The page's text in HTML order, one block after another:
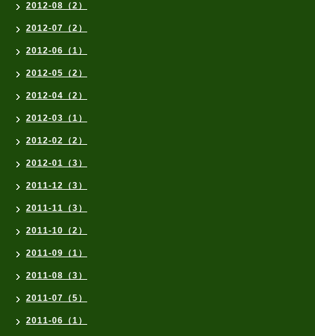
2012-08（2）
2012-07（2）
2012-06（1）
2012-05（2）
2012-04（2）
2012-03（1）
2012-02（2）
2012-01（3）
2011-12（3）
2011-11（3）
2011-10（2）
2011-09（1）
2011-08（3）
2011-07（5）
2011-06（1）